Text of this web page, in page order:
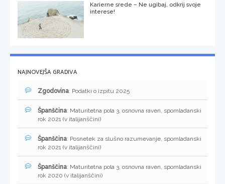
Karierne srede – Ne ugibaj, odkrij svoje
interese!
NAJNOVEJŠA GRADIVA
Zgodovina: Podatki o izpitu 2025
Španščina: Maturitetna pola 3, osnovna raven, spomladanski
rok 2021 (v italijanščini)
Španščina: Posnetek za slušno razumevanje, spomladanski
rok 2021 (v italijanščini)
Španščina: Maturitetna pola 3, osnovna raven, spomladanski
rok 2020 (v italijanščini)